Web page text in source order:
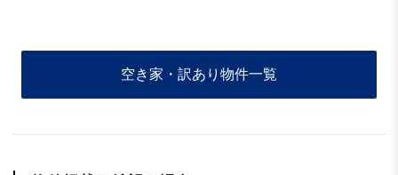
空き家・訳あり物件一覧